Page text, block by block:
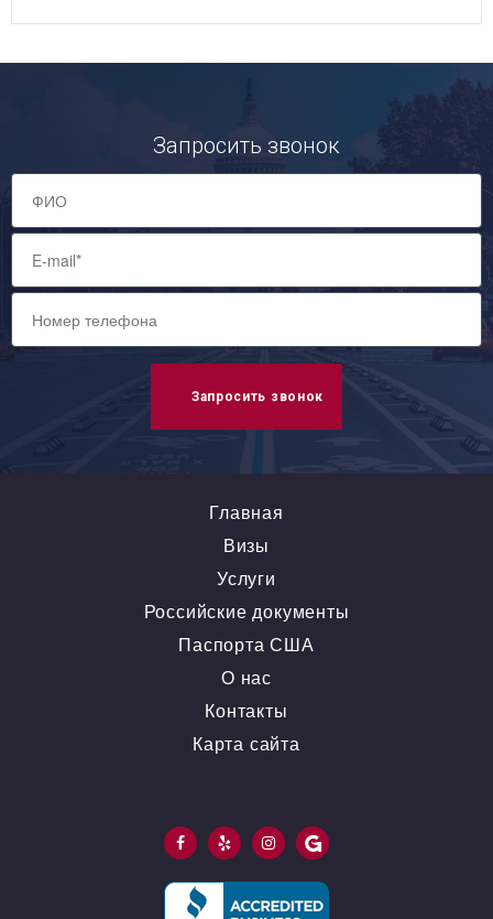
Запросить звонок
Запросить звонок
Главная
Визы
Услуги
Российские документы
Паспорта США
О нас
Контакты
Карта сайта